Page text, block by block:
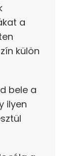
a
külön
bele a
ilyen